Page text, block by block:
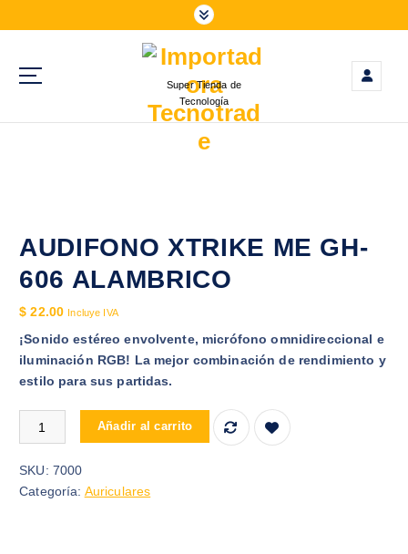
a
Super Tienda de
Tecnología
AUDIFONO XTRIKE ME GH-
606 ALAMBRICO
$ 22.00 Incluye IVA
¡Sonido estéreo envolvente, micrófono omnidireccional e
iluminación RGB! La mejor combinación de rendimiento y
estilo para sus partidas.
AUDIFONO XTRIKE ME GH-606 ALAMBRICO cantidad
Añadir al carrito
SKU: 7000
Categoría: Auriculares